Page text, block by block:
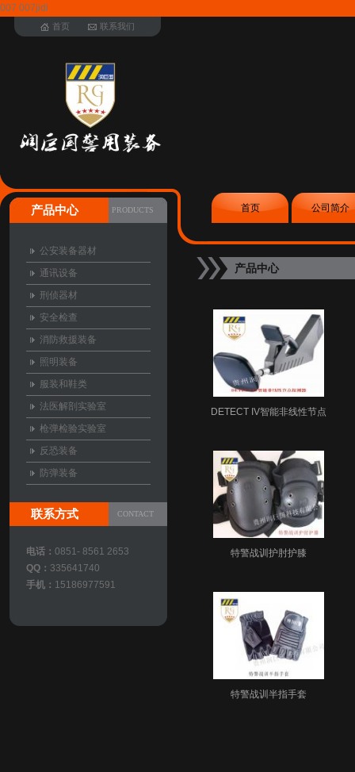
007 007jidi
首页 联系我们
首页 公司简介
产品中心
DETECT IV智能非线性节点
特警战训护肘护膝
特警战训半指手套
PRODUCTS
产品中心
公安装备器材
通讯设备
刑侦器材
安全检查
消防救援装备
照明装备
服装和鞋类
法医解剖实验室
枪弹检验实验室
反恐装备
防弹装备
CONTACT
联系方式
电话： 0851- 8561 2653
QQ： 335641740
手机： 15186977591